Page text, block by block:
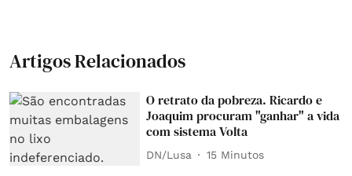
Artigos Relacionados
O retrato da pobreza. Ricardo e
Joaquim procuram "ganhar" a vida
com sistema Volta
DN/Lusa 15 Minutos